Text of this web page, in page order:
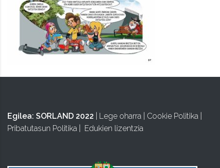
Egilea: SORLAND 2022 Lege oharra Cookie Politika
Pribatutasun Politika
Edukien lizentzia